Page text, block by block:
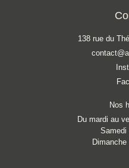
138 rue du
Nos
Du mardi au
Samedi